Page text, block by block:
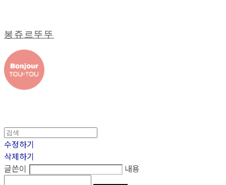
봉쥬르뚜뚜
수정하기
삭제하기
글쓴이
내용